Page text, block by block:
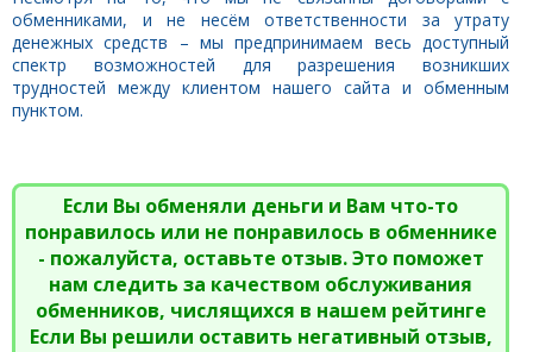
обменниками, и не несём ответственности за утрату
денежных средств – мы предпринимаем весь доступный
спектр возможностей для разрешения возникших
трудностей между клиентом нашего сайта и обменным
пунктом.
Если Вы обменяли деньги и Вам что-то
понравилось или не понравилось в обменнике
- пожалуйста, оставьте отзыв. Это поможет
нам следить за качеством обслуживания
обменников, числящихся в нашем рейтинге
Если Вы решили оставить негативный отзыв,